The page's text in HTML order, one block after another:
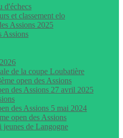
d'échecs
et classement elo
Assions 2025
Assions
de la coupe Loubatière
open des Assions
des Assions 27 avril 2025
des Assions 5 mai 2024
open des Assions
jeunes de Langogne